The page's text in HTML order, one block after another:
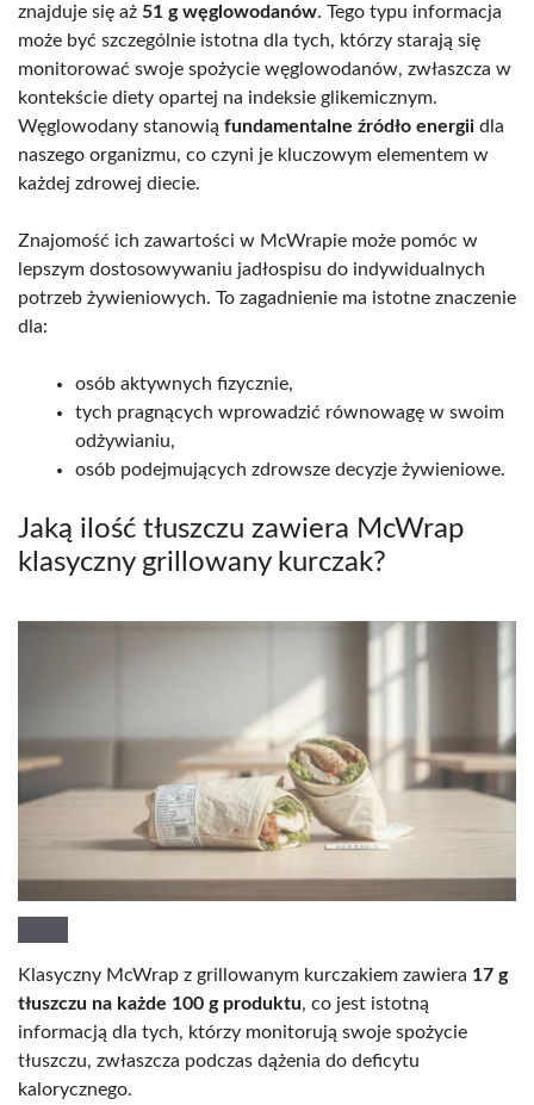
znajduje się aż 51 g węglowodanów. Tego typu informacja
może być szczególnie istotna dla tych, którzy starają się
monitorować swoje spożycie węglowodanów, zwłaszcza w
kontekście diety opartej na indeksie glikemicznym.
Węglowodany stanowią fundamentalne źródło energii dla
naszego organizmu, co czyni je kluczowym elementem w
każdej zdrowej diecie.
Znajomość ich zawartości w McWrapie może pomóc w
lepszym dostosowywaniu jadłospisu do indywidualnych
potrzeb żywieniowych. To zagadnienie ma istotne znaczenie
dla:
osób aktywnych fizycznie,
tych pragnących wprowadzić równowagę w swoim
odżywianiu,
osób podejmujących zdrowsze decyzje żywieniowe.
Jaką ilość tłuszczu zawiera McWrap
klasyczny grillowany kurczak?
Klasyczny McWrap z grillowanym kurczakiem zawiera 17 g
tłuszczu na każde 100 g produktu, co jest istotną
informacją dla tych, którzy monitorują swoje spożycie
tłuszczu, zwłaszcza podczas dążenia do deficytu
kalorycznego.